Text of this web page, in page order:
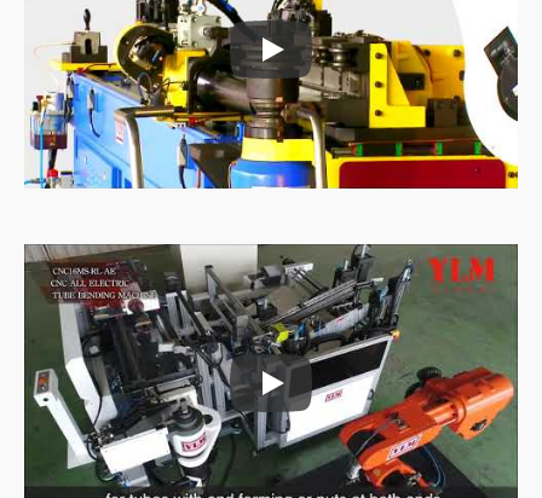
Célula de Trabalho de Dobra
Célula de Trabalho de Dobra